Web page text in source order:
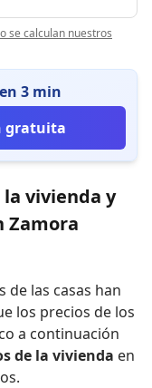
se calculan nuestros
3 min
gratuita
la vivienda y
Zamora
de las casas han
los precios de los
a continuación
de la vivienda en